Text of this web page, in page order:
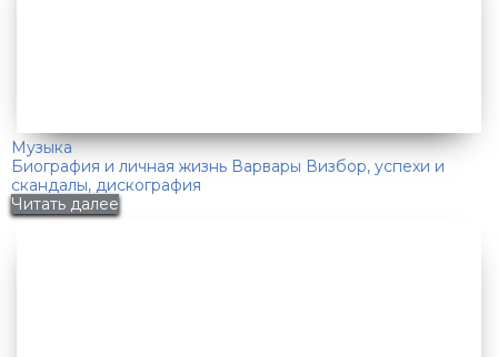
Музыка
Биография и личная жизнь Варвары Визбор, успехи и
скандалы, дискография
Читать далее